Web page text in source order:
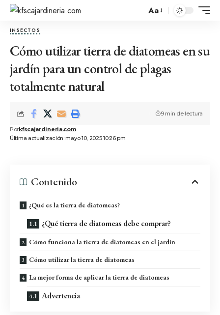
Aa
INSECTOS
Cómo utilizar tierra de diatomeas en su
jardín para un control de plagas
totalmente natural
Última actualización: mayo 10, 2025 10:26 pm
Porkfscajardineria.com
9 min de lectura
Contenido
¿Qué es la tierra de diatomeas?
¿Qué tierra de diatomeas debe comprar?
Cómo funciona la tierra de diatomeas en el jardín
Cómo utilizar la tierra de diatomeas
La mejor forma de aplicar la tierra de diatomeas
Advertencia